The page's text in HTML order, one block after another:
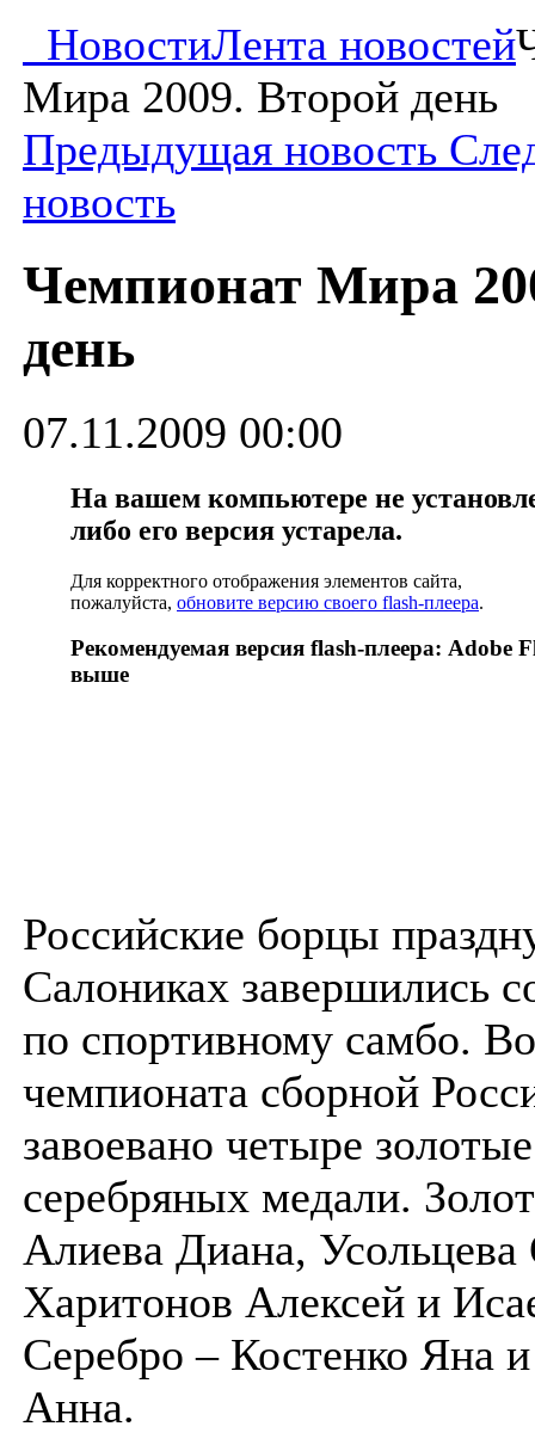
НовостиЛента новостей
Мира 2009. Второй день
Предыдущая новость
новость
Чемпионат Мира
день
07.11.2009 00:00
На вашем компьютере не
либо его версия устарела.
Для корректного отображения элементов сайта,
пожалуйста, обновите версию своего flash-плеера.
Рекомендуемая версия flash-плеера: Adobe
выше
Российские борцы
Салониках завершились
по спортивному самбо.
чемпионата сборной
завоевано четыре
серебряных медали.
Алиева Диана, Усольцева
Харитонов Алексей и
Серебро – Костенко Яна
Анна.